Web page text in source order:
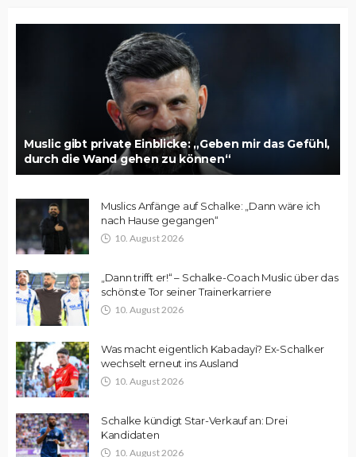
Muslic gibt private Einblicke: „Geben mir das Gefühl,
durch die Wand gehen zu können“
Muslics Anfänge auf Schalke: „Dann wäre ich
nach Hause gegangen“
10. August 2026
„Dann trifft er!“ – Schalke-Coach Muslic über das
schönste Tor seiner Trainerkarriere
10. August 2026
Was macht eigentlich Kabadayi? Ex-Schalker
wechselt erneut ins Ausland
10. August 2026
Schalke kündigt Star-Verkauf an: Drei
Kandidaten
10. August 2026